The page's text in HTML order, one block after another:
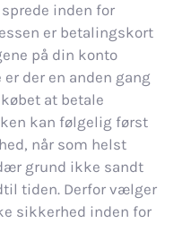
inden for
er betalingskort
på din konto
er der en anden gang
at betale
kan følgelig først
når som helst
grund ikke sandt
tiden. Derfor vælger
sikkerhed inden for